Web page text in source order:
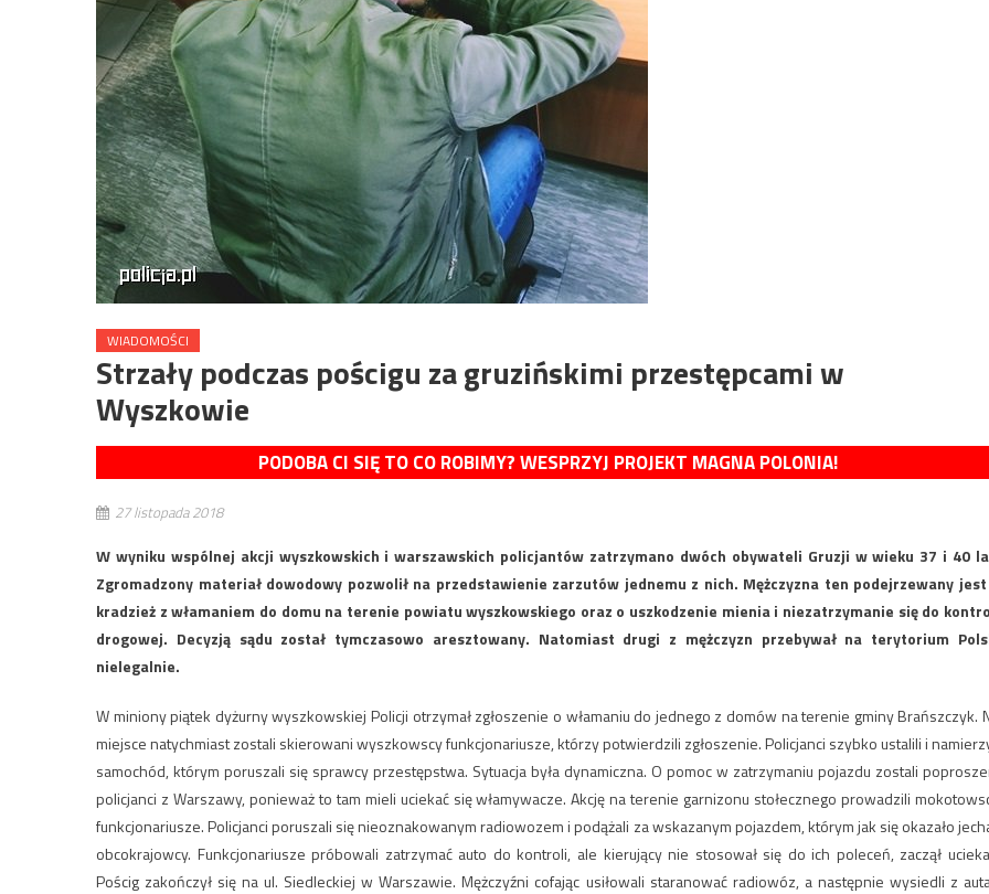
WIADOMOŚCI
Strzały podczas pościgu za gruzińskimi przestępcami w
Wyszkowie
PODOBA CI SIĘ TO CO ROBIMY? WESPRZYJ PROJEKT MAGNA POLONIA!
27 listopada 2018
W wyniku wspólnej akcji wyszkowskich i warszawskich policjantów zatrzymano dwóch obywateli Gruzji w wieku 37 i 40
Zgromadzony materiał dowodowy pozwolił na przedstawienie zarzutów jednemu z nich. Mężczyzna ten podejrzewany
kradzież z włamaniem do domu na terenie powiatu wyszkowskiego oraz o uszkodzenie mienia i niezatrzymanie się do
drogowej. Decyzją sądu został tymczasowo aresztowany. Natomiast drugi z mężczyzn przebywał na terytorium
nielegalnie.
W miniony piątek dyżurny wyszkowskiej Policji otrzymał zgłoszenie o włamaniu do jednego z domów na terenie gminy Brańszczyk.
miejsce natychmiast zostali skierowani wyszkowscy funkcjonariusze, którzy potwierdzili zgłoszenie. Policjanci szybko ustalili i
samochód, którym poruszali się sprawcy przestępstwa. Sytuacja była dynamiczna. O pomoc w zatrzymaniu pojazdu zostali
policjanci z Warszawy, ponieważ to tam mieli uciekać się włamywacze. Akcję na terenie garnizonu stołecznego prowadzili
funkcjonariusze. Policjanci poruszali się nieoznakowanym radiowozem i podążali za wskazanym pojazdem, którym jak się okazało
obcokrajowcy. Funkcjonariusze próbowali zatrzymać auto do kontroli, ale kierujący nie stosował się do ich poleceń, zaczął
Pościg zakończył się na ul. Siedleckiej w Warszawie. Mężczyźni cofając usiłowali staranować radiowóz, a następnie wysiedli z